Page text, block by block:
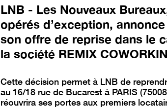
LNB - Les Nouveaux
opérés d’exception,
son offre de reprise dans le
la société REMIX
Cette décision permet à LNB de
au 16/18 rue de Bucarest à PARIS
réouvrira ses portes aux premiers